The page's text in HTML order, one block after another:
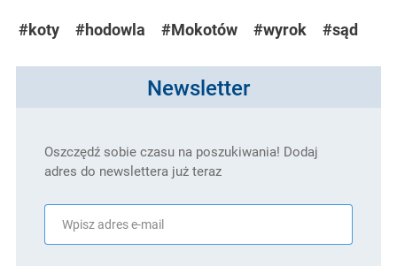
#koty #hodowla #Mokotów #wyrok #sąd
Newsletter
Oszczędź sobie czasu na poszukiwania! Dodaj
adres do newslettera już teraz